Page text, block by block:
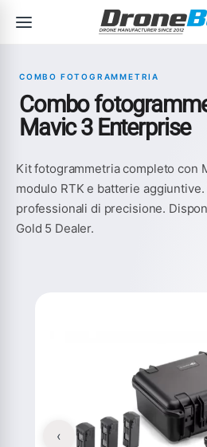
COMBO FOTOGRAMMETRIA
Combo
Mavic 3 Enterprise
Kit fotogrammetria completo con
modulo RTK e batterie
professionali di precisione.
Gold 5 Dealer.
‹